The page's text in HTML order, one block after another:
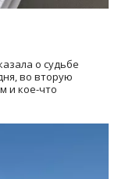
о судьбе
во вторую
и кое-что